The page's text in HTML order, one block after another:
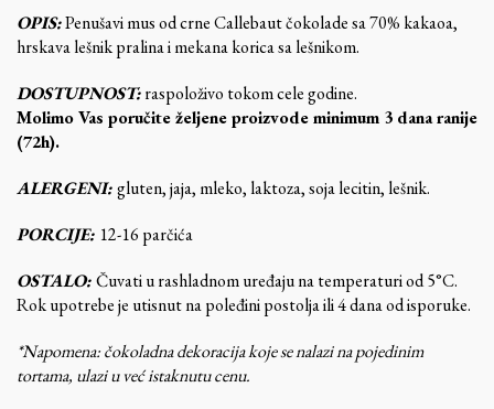
OPIS:Penušavi mus od crne Callebaut čokolade sa 70% kakaoa,
hrskava lešnik pralina i mekana korica sa lešnikom.
DOSTUPNOST:raspoloživo tokom cele godine.
Molimo Vas poručite željene proizvode minimum 3 dana ranije
(72h).
ALERGENI:gluten, jaja, mleko, laktoza, soja lecitin, lešnik.
PORCIJE: 12-16 parčića
OSTALO:Čuvati u rashladnom uređaju na temperaturi od 5°C.
Rok upotrebe je utisnut na poleđini postolja ili 4 dana od isporuke.
*Napomena: čokoladna dekoracija koje se nalazi na pojedinim
tortama, ulazi u već istaknutu cenu.